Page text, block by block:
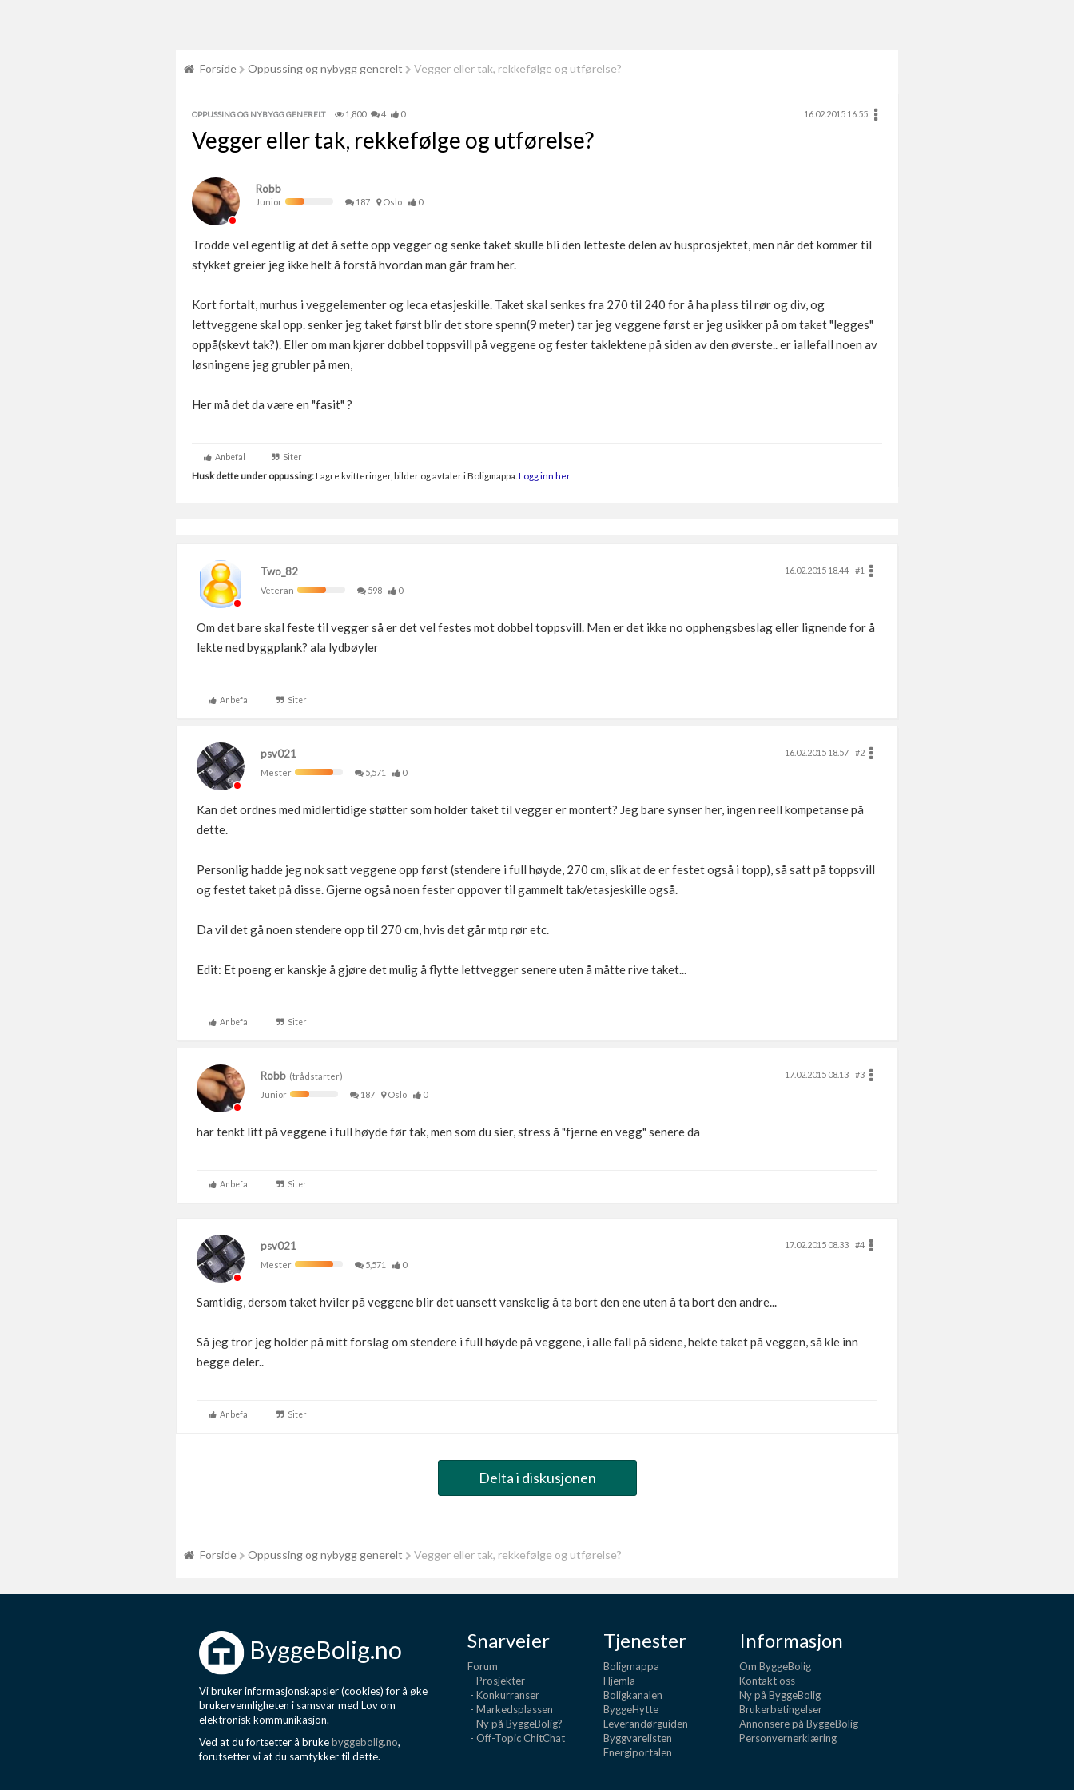
Forside Oppussing og nybygg generelt Vegger eller tak, rekkefølge og utførelse?
OPPUSSING OG NYBYGG GENERELT 1,800 4 0 16.02.2015 16.55
Vegger eller tak, rekkefølge og utførelse?
Robb
Junior 187 Oslo 0
Trodde vel egentlig at det å sette opp vegger og senke taket skulle bli den letteste delen av husprosjektet, men når det kommer til
stykket greier jeg ikke helt å forstå hvordan man går fram her.
Kort fortalt, murhus i veggelementer og leca etasjeskille. Taket skal senkes fra 270 til 240 for å ha plass til rør og div, og
lettveggene skal opp. senker jeg taket først blir det store spenn(9 meter) tar jeg veggene først er jeg usikker på om taket "legges"
oppå(skevt tak?). Eller om man kjører dobbel toppsvill på veggene og fester taklektene på siden av den øverste.. er iallefall noen av
løsningene jeg grubler på men,
Her må det da være en "fasit" ?
Anbefal Siter
Husk dette under oppussing:Lagre kvitteringer, bilder og avtaler i Boligmappa. Logg inn her
Two_82 16.02.2015 18.44
#1
Veteran
598 0
Om det bare skal feste til vegger så er det vel festes mot dobbel toppsvill. Men er det ikke no opphengsbeslag eller lignende for å
lekte ned byggplank? ala lydbøyler
Anbefal Siter
psv021 16.02.2015 18.57
#2
Mester
5,571 0
Kan det ordnes med midlertidige støtter som holder taket til vegger er montert? Jeg bare synser her, ingen reell kompetanse på
dette.
Personlig hadde jeg nok satt veggene opp først (stendere i full høyde, 270 cm, slik at de er festet også i topp), så satt på toppsvill
og festet taket på disse. Gjerne også noen fester oppover til gammelt tak/etasjeskille også.
Da vil det gå noen stendere opp til 270 cm, hvis det går mtp rør etc.
Edit: Et poeng er kanskje å gjøre det mulig å flytte lettvegger senere uten å måtte rive taket...
Anbefal Siter
Robb (trådstarter) 17.02.2015 08.13
#3
Junior
187 Oslo 0
har tenkt litt på veggene i full høyde før tak, men som du sier, stress å "fjerne en vegg" senere da
Anbefal Siter
psv021 17.02.2015 08.33
#4
Mester
5,571 0
Samtidig, dersom taket hviler på veggene blir det uansett vanskelig å ta bort den ene uten å ta bort den andre...
Så jeg tror jeg holder på mitt forslag om stendere i full høyde på veggene, i alle fall på sidene, hekte taket på veggen, så kle inn
begge deler..
Anbefal Siter
Delta i diskusjonen
Forside Oppussing og nybygg generelt Vegger eller tak, rekkefølge og utførelse?
ByggeBolig.no
Vi bruker informasjonskapsler (cookies) for å øke
brukervennligheten i samsvar med Lov om
elektronisk kommunikasjon.
Ved at du fortsetter å brukebyggebolig.no,
forutsetter vi at du samtykker til dette.
Snarveier
Forum
- Prosjekter
- Konkurranser
- Markedsplassen
- Ny på ByggeBolig?
- Off-Topic ChitChat
Tjenester
Boligmappa
Hjemla
Boligkanalen
ByggeHytte
Leverandørguiden
Byggvarelisten
Energiportalen
Informasjon
Om ByggeBolig
Kontakt oss
Ny på ByggeBolig
Brukerbetingelser
Annonsere på ByggeBolig
Personvernerklæring